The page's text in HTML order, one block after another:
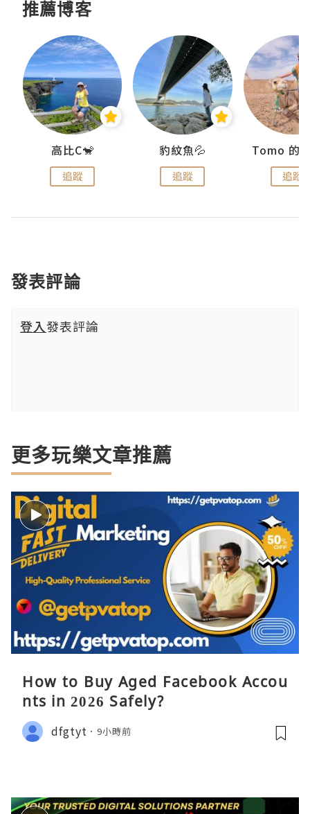
推薦博客
高比C🐒
追蹤
豹紋魚💦
追蹤 追蹤
發表評論
登入發表評論
更多玩樂文章推薦
How to Buy Aged Facebook Accou
nts in 2026 Safely?
dfgtyt 9小時前